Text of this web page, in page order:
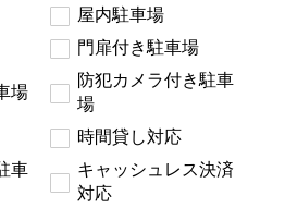
屋内駐車場
門扉付き駐車場
場
防犯カメラ付き駐車
場
時間貸し対応
車
キャッシュレス決済
対応